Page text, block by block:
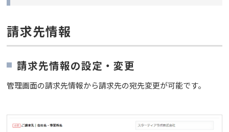
管理画面へ移動
請求先情報
請求先情報の設定・変更
管理画面の請求先情報から請求先の宛先変更が可能です。